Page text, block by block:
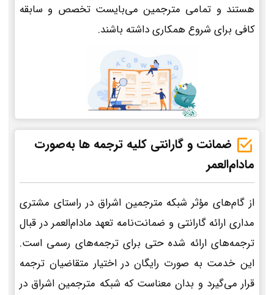
هستند و تمامی مترجمین می‌بایست تخصص و سابقه
کافی برای شروع همکاری داشته باشند.
ضمانت و گارانتی کلیه ترجمه ها به‌صورت
مادام‌العمر
از گام‌های مؤثر شبکه مترجمین اشراق در راستای مشتری
مداری ارائه گارانتی و ضمانت‌نامه تعهد مادام‌العمر در قبال
ترجمه‌های ارائه شده حتی برای ترجمه‌های رسمی است.
این خدمت به صورت رایگان در اختیار متقاضیان ترجمه
قرار می‌گیرد و بدان معناست که شبکه مترجمین اشراق در